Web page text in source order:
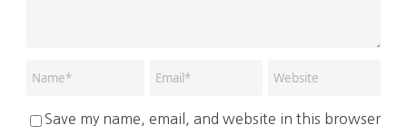
Save my name, email, and website in this browser